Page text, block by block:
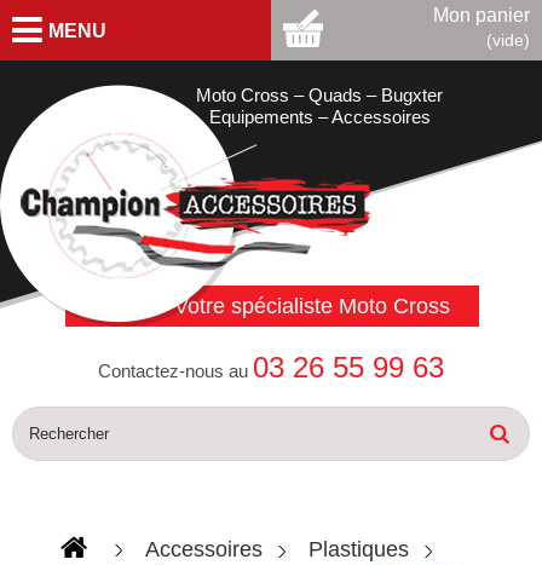
MENU
Mon panier
(vide)
Moto Cross – Quads – Bugxter
Equipements – Accessoires
Votre spécialiste Moto Cross
Contactez-nous au 03 26 55 99 63
Accessoires
Plastiques